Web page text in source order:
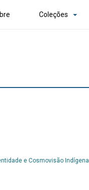
Coleções
e Cosmovisão Indígena